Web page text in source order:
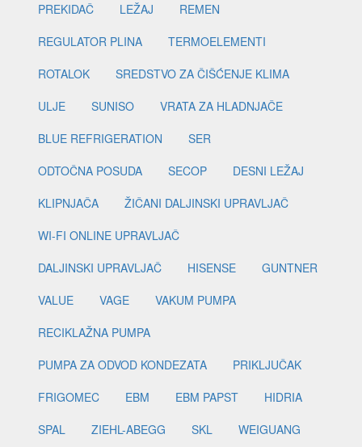
PREKIDAČ
LEŽAJ
REMEN
REGULATOR PLINA
TERMOELEMENTI
ROTALOK
SREDSTVO ZA ČIŠĆENJE KLIMA
ULJE
SUNISO
VRATA ZA HLADNJAČE
BLUE REFRIGERATION
SER
ODTOČNA POSUDA
SECOP
DESNI LEŽAJ
KLIPNJAČA
ŽIČANI DALJINSKI UPRAVLJAČ
WI-FI ONLINE UPRAVLJAČ
DALJINSKI UPRAVLJAČ
HISENSE
GUNTNER
VALUE
VAGE
VAKUM PUMPA
RECIKLAŽNA PUMPA
PUMPA ZA ODVOD KONDEZATA
PRIKLJUČAK
FRIGOMEC
EBM EBM PAPST
HIDRIA
SPAL
ZIEHL-ABEGG SKL WEIGUANG